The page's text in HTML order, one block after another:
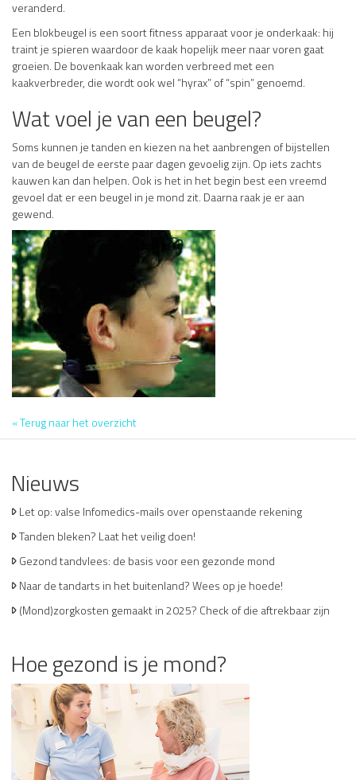
veranderd.
Een blokbeugel is een soort fitness apparaat voor je onderkaak: hij
traint je spieren waardoor de kaak hopelijk meer naar voren gaat
groeien. De bovenkaak kan worden verbreed met een
kaakverbreder, die wordt ook wel “hyrax” of “spin” genoemd.
Wat voel je van een beugel?
Soms kunnen je tanden en kiezen na het aanbrengen of bijstellen
van de beugel de eerste paar dagen gevoelig zijn. Op iets zachts
kauwen kan dan helpen. Ook is het in het begin best een vreemd
gevoel dat er een beugel in je mond zit. Daarna raak je er aan
gewend.
« Terug naar het overzicht
Nieuws
Let op: valse Infomedics-mails over openstaande rekening
Tanden bleken? Laat het veilig doen!
Gezond tandvlees: de basis voor een gezonde mond
Naar de tandarts in het buitenland? Wees op je hoede!
(Mond)zorgkosten gemaakt in 2025? Check of die aftrekbaar zijn
Hoe gezond is je mond?